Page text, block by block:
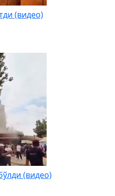
(видео)
(видео)